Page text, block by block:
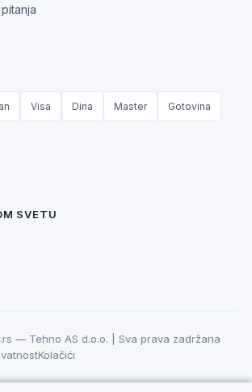
Visa Dina Master Gotovina
SVETU
— Tehno AS d.o.o. | Sva prava zadržana
Kolačići